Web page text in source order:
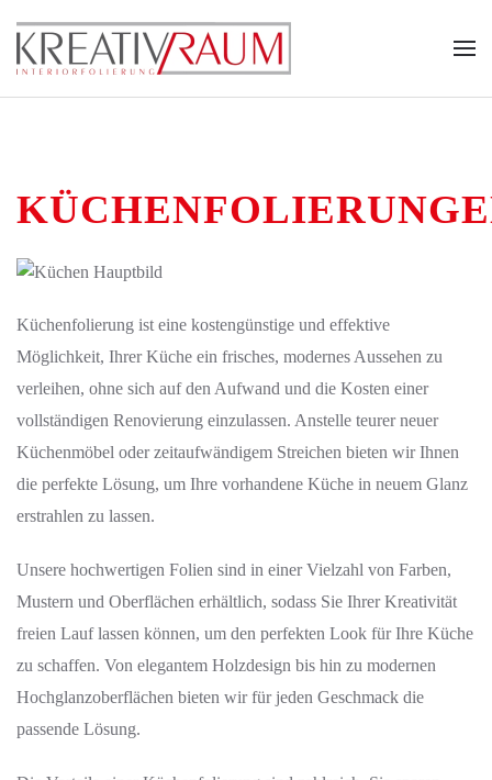
Zum Hauptinhalt springen
Küchenfolierung ist eine kostengünstige und effektive
Möglichkeit, Ihrer Küche ein frisches, modernes Aussehen zu
verleihen, ohne sich auf den Aufwand und die Kosten einer
vollständigen Renovierung einzulassen. Anstelle teurer neuer
Küchenmöbel oder zeitaufwändigem Streichen bieten wir Ihnen
die perfekte Lösung, um Ihre vorhandene Küche in neuem Glanz
erstrahlen zu lassen.
Unsere hochwertigen Folien sind in einer Vielzahl von Farben,
Mustern und Oberflächen erhältlich, sodass Sie Ihrer Kreativität
freien Lauf lassen können, um den perfekten Look für Ihre Küche
zu schaffen. Von elegantem Holzdesign bis hin zu modernen
Hochglanzoberflächen bieten wir für jeden Geschmack die
passende Lösung.